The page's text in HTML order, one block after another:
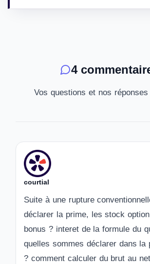
4
Vos questions et nos
courtial
Suite à une rupture
déclarer la prime, les stock
bonus ? interet de la formule du
quelles sommes déclarer dans la
? comment calculer du brut au